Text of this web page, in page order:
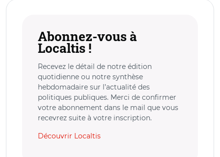
Abonnez-vous à
Localtis !
Recevez le détail de notre édition
quotidienne ou notre synthèse
hebdomadaire sur l’actualité des
politiques publiques. Merci de confirmer
votre abonnement dans le mail que vous
recevrez suite à votre inscription.
Découvrir Localtis